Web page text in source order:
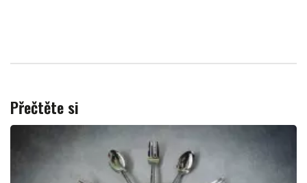
Přečtěte si